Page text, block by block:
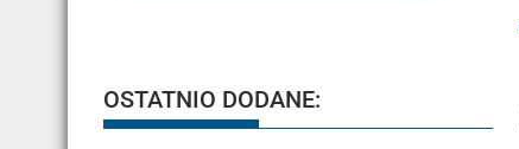
OSTATNIO DODANE: